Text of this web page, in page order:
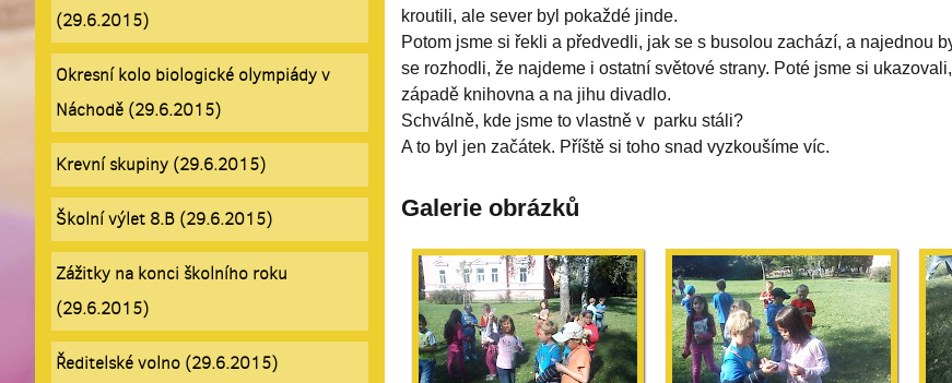
(29.6.2015)
Okresní kolo biologické olympiády v
Náchodě (29.6.2015)
Krevní skupiny (29.6.2015)
Školní výlet 8.B (29.6.2015)
Zážitky na konci školního roku
(29.6.2015)
Ředitelské volno (29.6.2015)
kroutili, ale sever byl pokaždé jinde.
Potom jsme si řekli a předvedli, jak se s busolou zachází, a najednou
se rozhodli, že najdeme i ostatní světové strany. Poté jsme si
západě knihovna a na jihu divadlo.
Schválně, kde jsme to vlastně v parku stáli?
A to byl jen začátek. Příště si toho snad vyzkoušíme víc.
Galerie obrázků